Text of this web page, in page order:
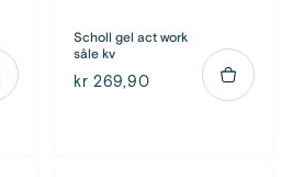
Scholl gel act work
såle kv
kr 269,90